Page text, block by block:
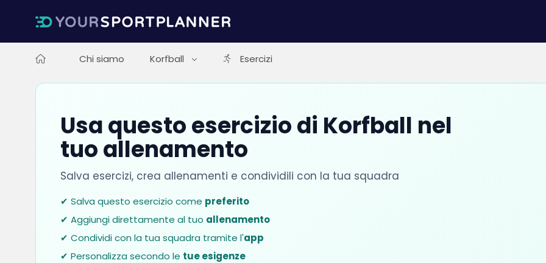
Chi siamo Korfball Esercizi
Usa questo esercizio di Korfball nel
tuo allenamento
Salva esercizi, crea allenamenti e condividili con la tua squadra
✔ Salva questo esercizio come preferito
✔ Aggiungi direttamente al tuo allenamento
✔ Condividi con la tua squadra tramite l'app
✔ Personalizza secondo le tue esigenze